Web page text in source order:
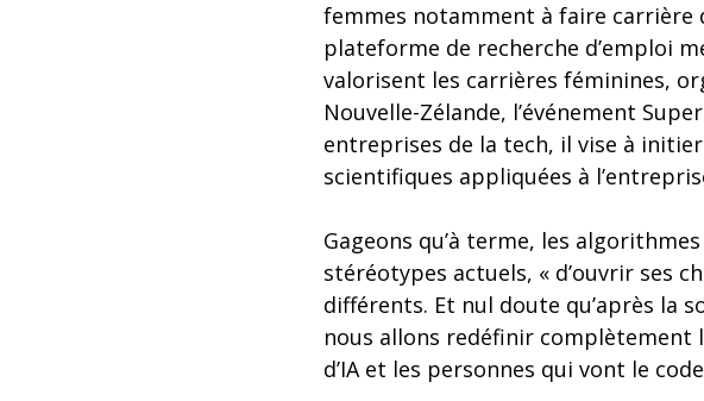
femmes notamment à faire carrière
plateforme de recherche d’emploi
valorisent les carrières féminines,
Nouvelle-Zélande, l’événement
entreprises de la tech, il vise à
scientifiques appliquées à
Gageons qu’à terme, les
stéréotypes actuels, « d’ouvrir ses
différents. Et nul doute qu’après la
nous allons redéfinir
d’IA et les personnes qui vont le